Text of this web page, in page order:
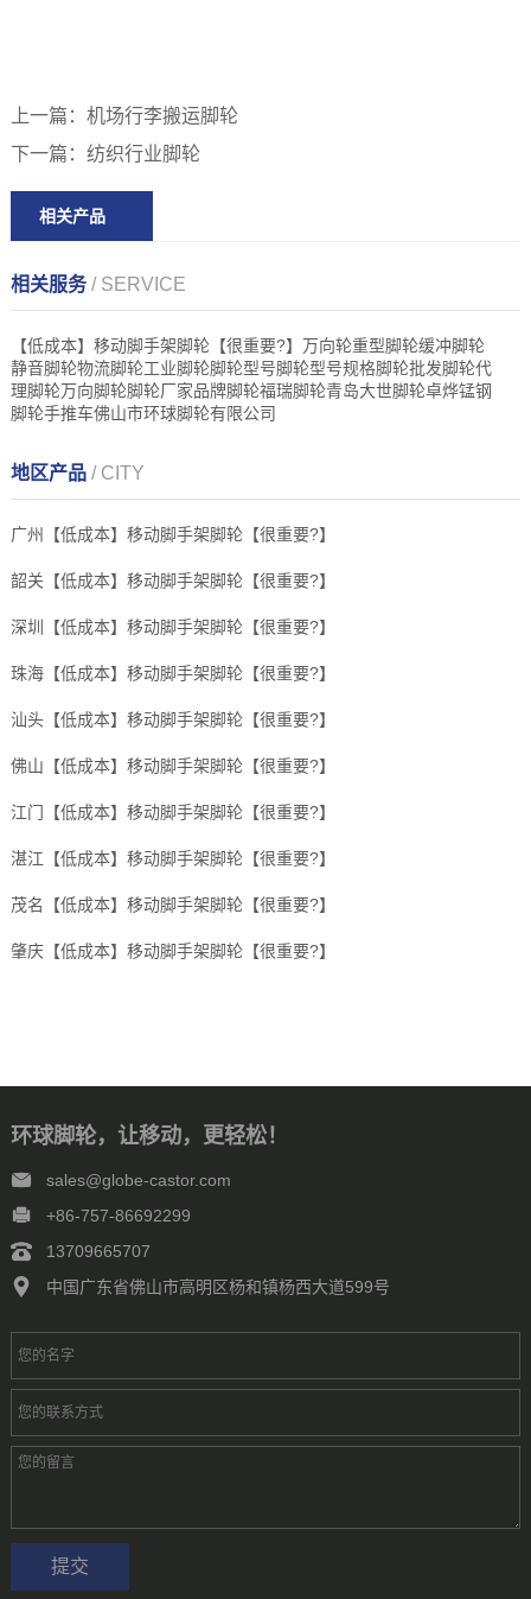
上一篇： 机场行李搬运脚轮
下一篇： 纺织行业脚轮
相关产品
相关服务/ SERVICE
【低成本】移动脚手架脚轮【很重要?】万向轮重型脚轮缓冲脚轮
静音脚轮物流脚轮工业脚轮脚轮型号脚轮型号规格脚轮批发脚轮代
理脚轮万向脚轮脚轮厂家品牌脚轮福瑞脚轮青岛大世脚轮卓烨锰钢
脚轮手推车佛山市环球脚轮有限公司
地区产品 / CITY
广州【低成本】移动脚手架脚轮【很重要?】
韶关【低成本】移动脚手架脚轮【很重要?】
深圳【低成本】移动脚手架脚轮【很重要?】
珠海【低成本】移动脚手架脚轮【很重要?】
汕头【低成本】移动脚手架脚轮【很重要?】
佛山【低成本】移动脚手架脚轮【很重要?】
江门【低成本】移动脚手架脚轮【很重要?】
湛江【低成本】移动脚手架脚轮【很重要?】
茂名【低成本】移动脚手架脚轮【很重要?】
肇庆【低成本】移动脚手架脚轮【很重要?】
环球脚轮，让移动，更轻松！
sales@globe-castor.com
+86-757-86692299
13709665707
中国广东省佛山市高明区杨和镇杨西大道599号